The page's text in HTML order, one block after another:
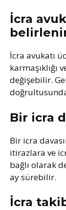
İcra
İcra avukatı
karmaşıklığı
değişebilir.
Bir icra
Bir icra
itirazlara ve
bağlı olarak
ay sürebilir.
İcra